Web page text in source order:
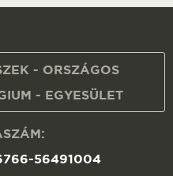
- ORSZÁGOS
- EGYESÜLET
56491004